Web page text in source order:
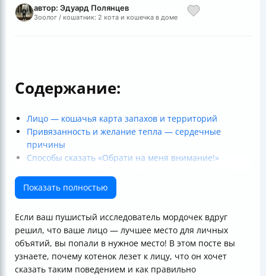
автор: Эдуард Полянцев
Зоолог / кошатник: 2 кота и кошечка в доме
Содержание:
Лицо — кошачья карта запахов и территорий
Привязанность и желание тепла — сердечные
причины
Способы сказать «Обрати на меня внимание!»
навязчивыми?
Как это работает в кошачьей жизни
Итог
Показать полностью
Если ваш пушистый исследователь мордочек вдруг
решил, что ваше лицо — лучшее место для личных
объятий, вы попали в нужное место! В этом посте вы
узнаете, почему котенок лезет к лицу, что он хочет
сказать таким поведением и как правильно